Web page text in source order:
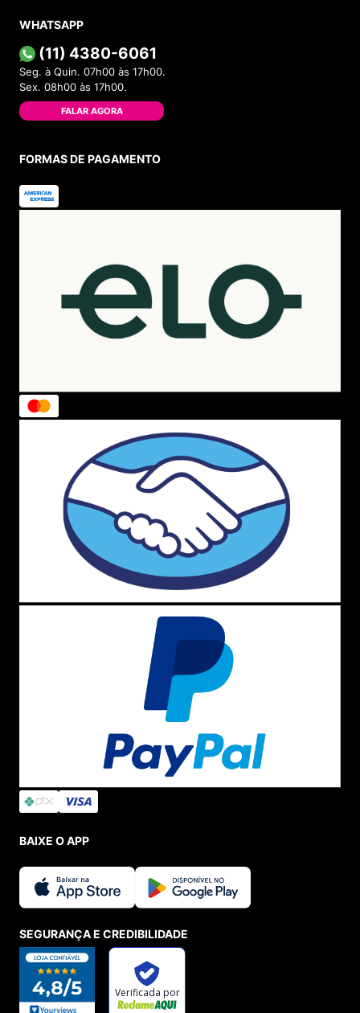
WHATSAPP
(11) 4380-6061
Seg. à Quin. 07h00 às 17h00.
Sex. 08h00 às 17h00.
FALAR AGORA
FORMAS DE PAGAMENTO
BAIXE O APP
SEGURANÇA E CREDIBILIDADE